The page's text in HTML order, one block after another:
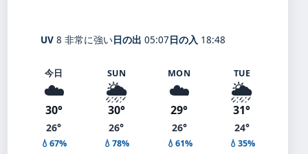
UV 8 非常に強い日の出 05:07日の入 18:48
今日
☁️
30°
26°
💧67%
SUN
🌦️
30°
26°
💧78%
MON
☁️
29°
26°
💧61%
TUE
🌦️
31°
24°
💧35%